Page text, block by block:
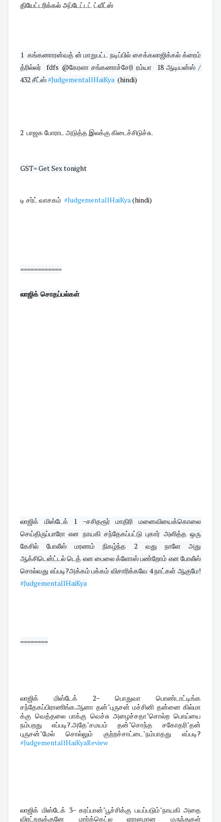
தியேட்டரிக்கல் அப்டேட்டட் ட்வீட்ஸ்
1  கங்கணாரன்வத் ன் மாறுபட்ட நடிப்பில் சைக்கலாஜிக்கல் க்ரைம்
த்ரில்லர்  fdfs @கேரளா சங்கணாச்சேரி ரம்யா  18 ஆடியன்ஸ் /
432 சீட்ஸ் #JudgementallHaiKya
  (hindi)
2  பாஜக போராட அடுத்த இலக்கு கிடைச்சிடுச்சு.
GST= Get Sex tonight
டி சர்ட் வாசகம் #JudgementallHaiKya (hindi)
============
லாஜிக் சொதப்பல்கள்
லாஜிக் மிஸ்டேக் 1 −சசிதரூர் மாதிரி மனைவியைக்கொலை
செய்திருப்பாரோ என நாயகி சந்தேகப்பட்டு புகார் அளித்த ஒரு
கேசில் போலீஸ் மரணம் நிகழ்ந்த 2 வது நாளே அது
ஆக்சிடென்ட்டல் டெத் என பைலை க்ளோஸ் பண்றோம் என போலீஸ்
#JudgementallHaiKya
========
லாஜிக் மிஸ்டேக் 2− பொதுவா பொண்டாட்டிங்க
சந்தேகப்பிராணிங்க.ஆனா தன்"புருசன் மச்சினி தன்னை கில்மா
க்கு வெத்தலை பாக்கு வெச்சு அழைச்சதா"சொல்ற பொய்யை
நம்பறது எப்படி?.அதே"சமயம் தன்"சொந்த சகோதரி"தன்
#JudgementallHaiKyaReview
லாஜிக் மிஸ்டேக் 3− கரப்பான்"பூச்சிக்கு பயப்படும்"நாயகி அதை
விரட்றதுக்குனே மார்க்கெட்ல ஏராளமான மருந்துகள்